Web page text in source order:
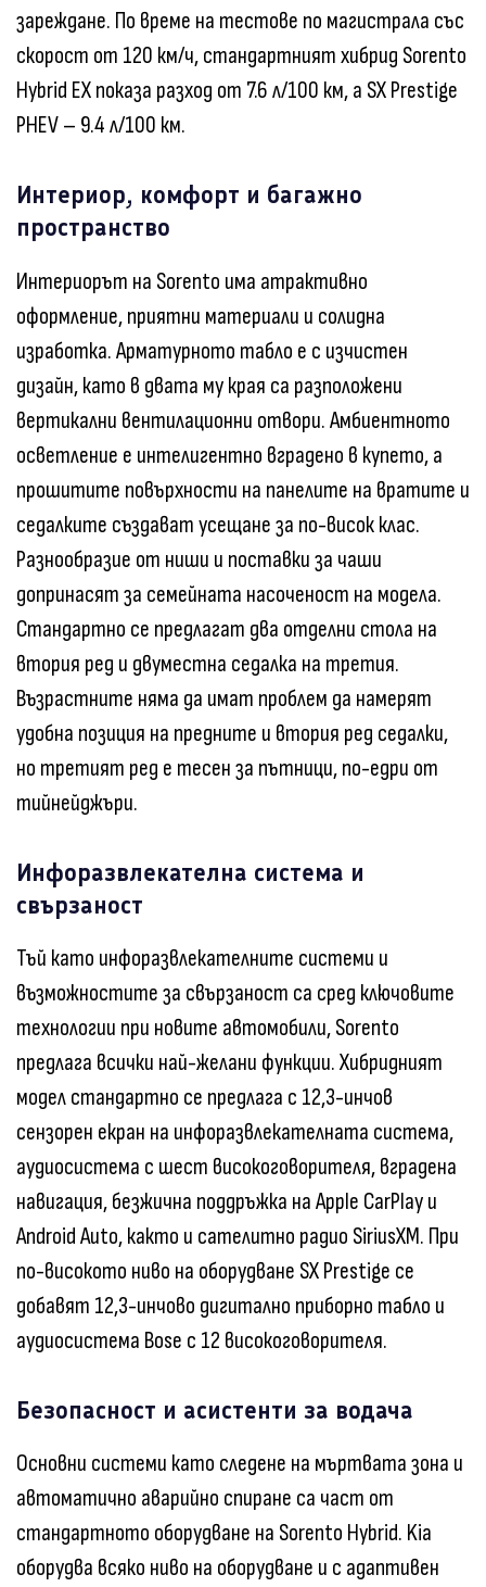
зареждане. По време на тестове по магистрала със
скорост от 120 км/ч, стандартният хибрид Sorento
Hybrid EX показа разход от 7.6 л/100 км, а SX Prestige
PHEV – 9.4 л/100 км.
Интериор, комфорт и багажно
пространство
Интериорът на Sorento има атрактивно
оформление, приятни материали и солидна
изработка. Арматурното табло е с изчистен
дизайн, като в двата му края са разположени
вертикални вентилационни отвори. Амбиентното
осветление е интелигентно вградено в купето, а
прошитите повърхности на панелите на вратите и
седалките създават усещане за по-висок клас.
Разнообразие от ниши и поставки за чаши
допринасят за семейната насоченост на модела.
Стандартно се предлагат два отделни стола на
втория ред и двуместна седалка на третия.
Възрастните няма да имат проблем да намерят
удобна позиция на предните и втория ред седалки,
но третият ред е тесен за пътници, по-едри от
тийнейджъри.
Инфоразвлекателна система и
свързаност
Тъй като инфоразвлекателните системи и
възможностите за свързаност са сред ключовите
технологии при новите автомобили, Sorento
предлага всички най-желани функции. Хибридният
модел стандартно се предлага с 12,3-инчов
сензорен екран на инфоразвлекателната система,
аудиосистема с шест високоговорителя, вградена
навигация, безжична поддръжка на Apple CarPlay и
Android Auto, както и сателитно радио SiriusXM. При
по-високото ниво на оборудване SX Prestige се
добавят 12,3-инчово дигитално приборно табло и
аудиосистема Bose с 12 високоговорителя.
Безопасност и асистенти за водача
Основни системи като следене на мъртвата зона и
автоматично аварийно спиране са част от
стандартното оборудване на Sorento Hybrid. Kia
оборудва всяко ниво на оборудване и с адаптивен